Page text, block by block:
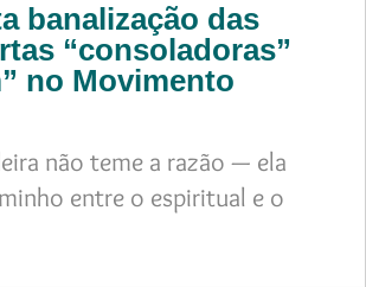
banalização das
“consoladoras”
no Movimento
não teme a razão — ela
entre o espiritual e o